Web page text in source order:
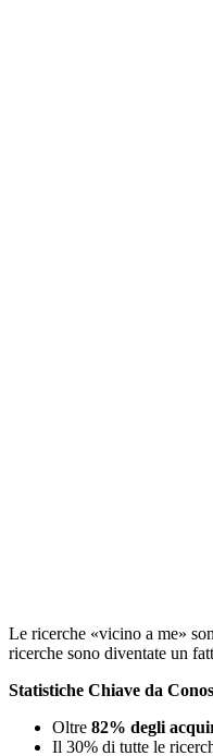
Le ricerche «vicino a me»
ricerche sono diventate un
Statistiche Chiave da
Oltre 82% degli
Il 30% di tutte le